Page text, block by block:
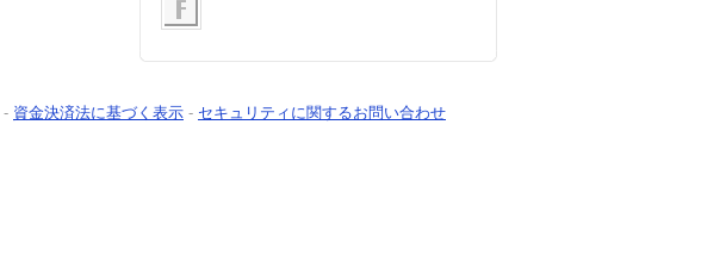
- 資金決済法に基づく表示 - セキュリティに関するお問い合わせ